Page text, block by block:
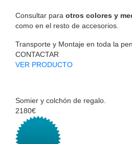
Consultar para otros colores y
como en el resto de accesorios.
Transporte y Montaje en toda la
CONTACTAR
VER PRODUCTO
Somier y colchón de regalo.
2180€